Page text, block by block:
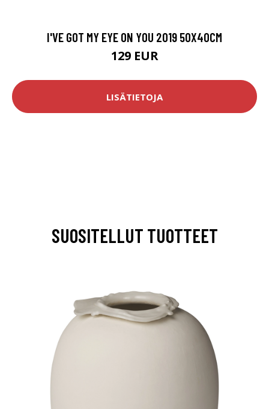
I'VE GOT MY EYE ON YOU 2019 50X40CM
129 EUR
LISÄTIETOJA
SUOSITELLUT TUOTTEET